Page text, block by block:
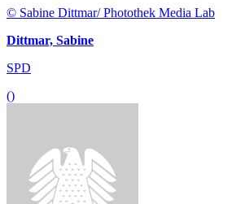
© Sabine Dittmar/ Photothek Media Lab
Dittmar, Sabine
SPD
()